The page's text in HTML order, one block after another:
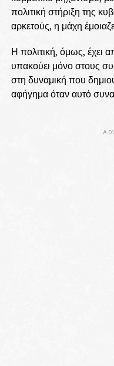
πολιτική στήριξη της
αρκετούς, η μάχη
Η πολιτική, όμως, έχει
υπακούει μόνο στους
στη δυναμική που
αφήγημα όταν αυτό